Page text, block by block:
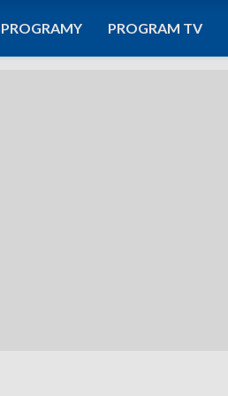
PROGRAMY PROGRAM TV